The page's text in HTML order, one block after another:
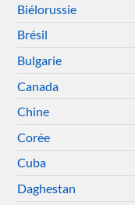
Biélorussie
Brésil
Bulgarie
Canada
Chine
Corée
Cuba
Daghestan